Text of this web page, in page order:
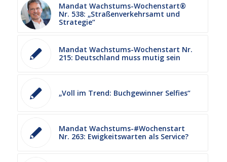
Mandat Wachstums-Wochenstart®
Nr. 538: „Straßenverkehrsamt und
Strategie“
Mandat Wachstums-Wochenstart Nr.
215: Deutschland muss mutig sein
„Voll im Trend: Buchgewinner Selfies“
Mandat Wachstums-#Wochenstart
Nr. 263: Ewigkeitswarten als Service?